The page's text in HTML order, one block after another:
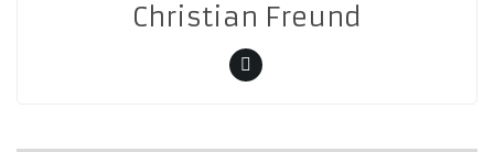
Christian Freund